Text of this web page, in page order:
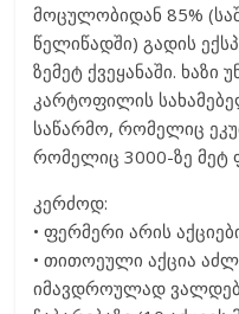
მოცულობიდან 85%
წელიწადში) გადის
ზემეტ ქვეყანაში. ხაზი
კარტოფილის
საწარმო, რომელიც
რომელიც 3000-ზე მეტ
კერძოდ:
• ფერმერი არის
• თითოეული აქცია
იმავდროულად